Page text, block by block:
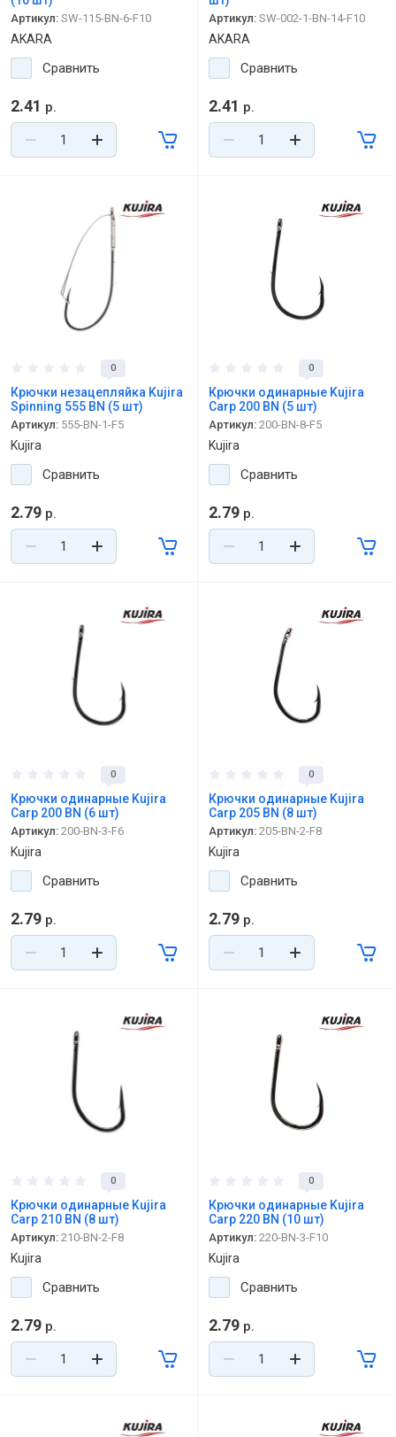
Артикул: SW-115-BN-6-F10
AKARA
Сравнить
2.41 р.
Артикул: SW-002-1-BN-14-F10
AKARA
Сравнить
2.41 р.
0
Крючки незацепляйка Kujira
Spinning 555 BN (5 шт)
Артикул: 555-BN-1-F5
Kujira
Сравнить
2.79 р.
0
Крючки одинарные Kujira
Carp 200 BN (5 шт)
Артикул: 200-BN-8-F5
Kujira
Сравнить
2.79 р.
0
Крючки одинарные Kujira
Carp 200 BN (6 шт)
Артикул: 200-BN-3-F6
Kujira
Сравнить
2.79 р.
0
Крючки одинарные Kujira
Carp 205 BN (8 шт)
Артикул: 205-BN-2-F8
Kujira
Сравнить
2.79 р.
0
Крючки одинарные Kujira
Carp 210 BN (8 шт)
Артикул: 210-BN-2-F8
Kujira
Сравнить
2.79 р.
0
Крючки одинарные Kujira
Carp 220 BN (10 шт)
Артикул: 220-BN-3-F10
Kujira
Сравнить
2.79 р.